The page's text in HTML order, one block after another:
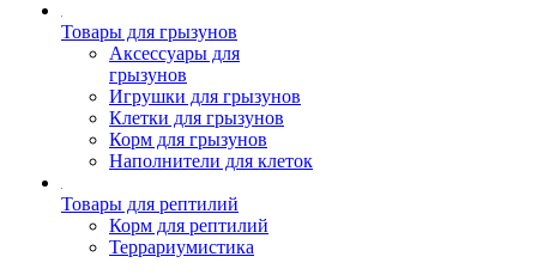
Товары для грызунов
Аксессуары для
грызунов
Игрушки для грызунов
Клетки для грызунов
Корм для грызунов
Наполнители для клеток
Товары для рептилий
Корм для рептилий
Террариумистика